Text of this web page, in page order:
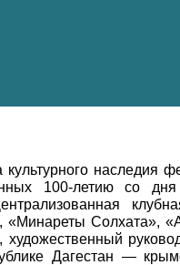
наследия
100-летию со
«Минареты
Дагестан —